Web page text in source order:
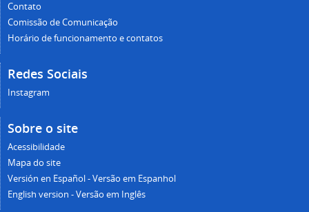
Contato
Comissão de Comunicação
Horário de funcionamento e contatos
Redes Sociais
Instagram
Sobre o site
Acessibilidade
Mapa do site
Versión en Español - Versão em Espanhol
English version - Versão em Inglês